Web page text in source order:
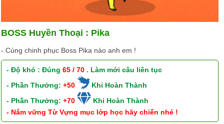
BOSS Huyền Thoại : Pika
- Cùng chinh phục Boss Pika nào anh em !
- Độ khó : Đúng65 / 70 . Làm mới câu liên tục
- Phần Thưởng:+50
Khi Hoàn Thành
- Phần Thưởng:+70
Khi Hoàn Thành
- Nắm vững Từ Vựng mục lớp học hãy chiến nhé !